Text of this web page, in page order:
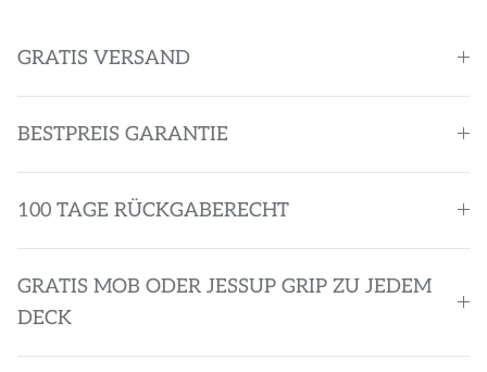
GRATIS VERSAND
BESTPREIS GARANTIE
100 TAGE RÜCKGABERECHT
GRATIS MOB ODER JESSUP GRIP ZU JEDEM
DECK